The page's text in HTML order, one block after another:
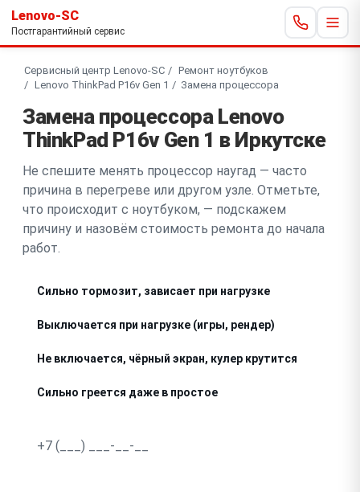
Lenovo-SC
Постгарантийный сервис
Сервисный центр Lenovo-SC
Ремонт ноутбуков
Lenovo ThinkPad P16v Gen 1
Замена процессора
Замена процессора Lenovo
ThinkPad P16v Gen 1 в Иркутске
Не спешите менять процессор наугад — часто
причина в перегреве или другом узле. Отметьте,
что происходит с ноутбуком, — подскажем
причину и назовём стоимость ремонта до начала
работ.
Сильно тормозит, зависает при нагрузке
Выключается при нагрузке (игры, рендер)
Не включается, чёрный экран, кулер крутится
Сильно греется даже в простое